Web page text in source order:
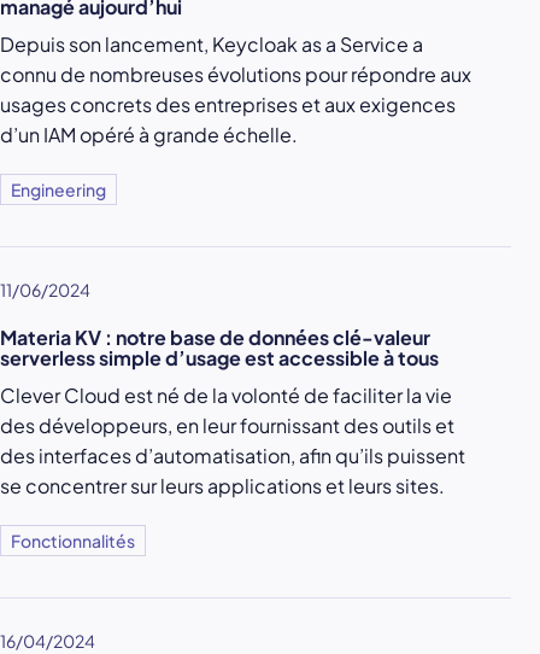
managé aujourd’hui
Depuis son lancement, Keycloak as a Service a
connu de nombreuses évolutions pour répondre aux
usages concrets des entreprises et aux exigences
d’un IAM opéré à grande échelle.
Engineering
11/06/2024
Materia KV : notre base de données clé-valeur
serverless simple d’usage est accessible à tous
Clever Cloud est né de la volonté de faciliter la vie
des développeurs, en leur fournissant des outils et
des interfaces d’automatisation, afin qu’ils puissent
se concentrer sur leurs applications et leurs sites.
Fonctionnalités
16/04/2024